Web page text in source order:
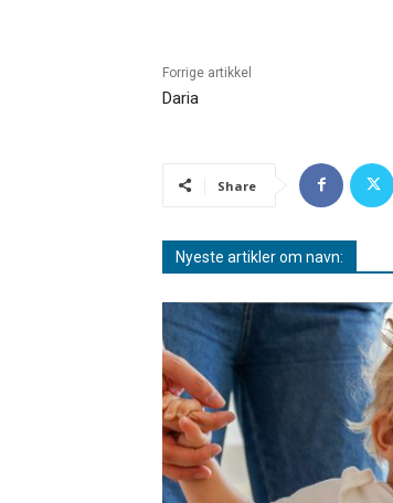
Forrige artikkel
Daria
Share
Nyeste artikler om navn: